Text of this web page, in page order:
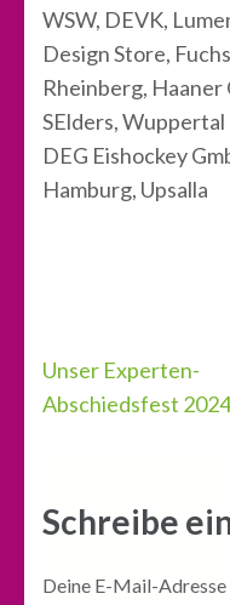
WSW, DEVK,
Design Store,
Rheinberg,
SElders,
DEG Eishockey
Hamburg, Upsalla
Unser Experten-
Abschiedsfest 2024
Schreibe
Deine E-Mail-